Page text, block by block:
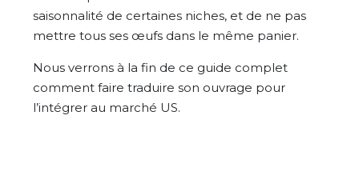
saisonnalité de certaines niches, et de ne pas
mettre tous ses œufs dans le même panier.
Nous verrons à la fin de ce guide complet
comment faire traduire son ouvrage pour
l’intégrer au marché US.